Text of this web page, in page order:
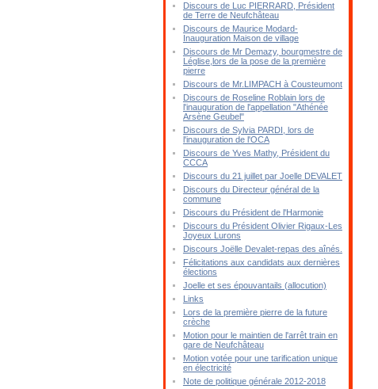
Discours de Luc PIERRARD, Président
de Terre de Neufchâteau
Discours de Maurice Modard-
Inauguration Maison de village
Discours de Mr Demazy, bourgmestre de
Léglise,lors de la pose de la première
pierre
Discours de Mr.LIMPACH à Cousteumont
Discours de Roseline Roblain lors de
l'inauguration de l'appellation "Athénée
Arsène Geubel"
Discours de Sylvia PARDI, lors de
l'inauguration de l'OCA
Discours de Yves Mathy, Président du
CCCA
Discours du 21 juillet par Joelle DEVALET
Discours du Directeur général de la
commune
Discours du Président de l'Harmonie
Discours du Président Olivier Rigaux-Les
Joyeux Lurons
Discours Joëlle Devalet-repas des aînés.
Félicitations aux candidats aux dernières
élections
Joelle et ses épouvantails (allocution)
Links
Lors de la première pierre de la future
crèche
Motion pour le maintien de l'arrêt train en
gare de Neufchâteau
Motion votée pour une tarification unique
en électricité
Note de politique générale 2012-2018